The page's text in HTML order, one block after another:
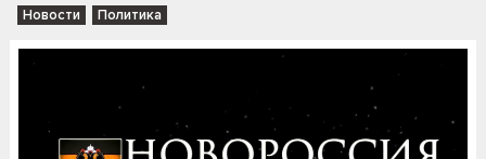
Новости Политика